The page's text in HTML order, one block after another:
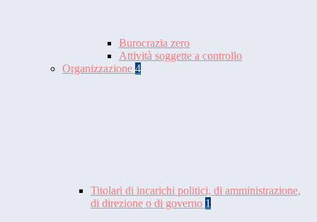
Burocrazia zero
Attività soggette a controllo
Organizzazione 4
Titolari di incarichi politici, di amministrazione,
di direzione o di governo 1